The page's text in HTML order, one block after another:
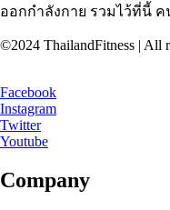
ออกกำลังกาย รวมไว้ที่นี้
©2024 ThailandFitness | All
Facebook
Instagram
Twitter
Youtube
Company